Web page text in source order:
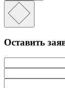
Оставить